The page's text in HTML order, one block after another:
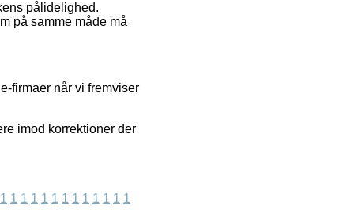
pålidelighed.
på samme måde må
firmaer når vi fremviser
imod korrektioner der
1 1 1 1 1 1 1 1 1 1 1 1 1